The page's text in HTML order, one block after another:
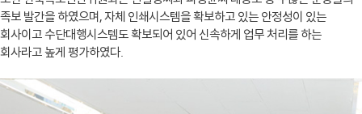
족보 발간을 하였으며, 자체 인쇄시스템을 확보하고 있는 안정성이 있는
회사이고 수단대행시스템도 확보되어 있어 신속하게 업무 처리를 하는
회사라고 높게 평가하였다.